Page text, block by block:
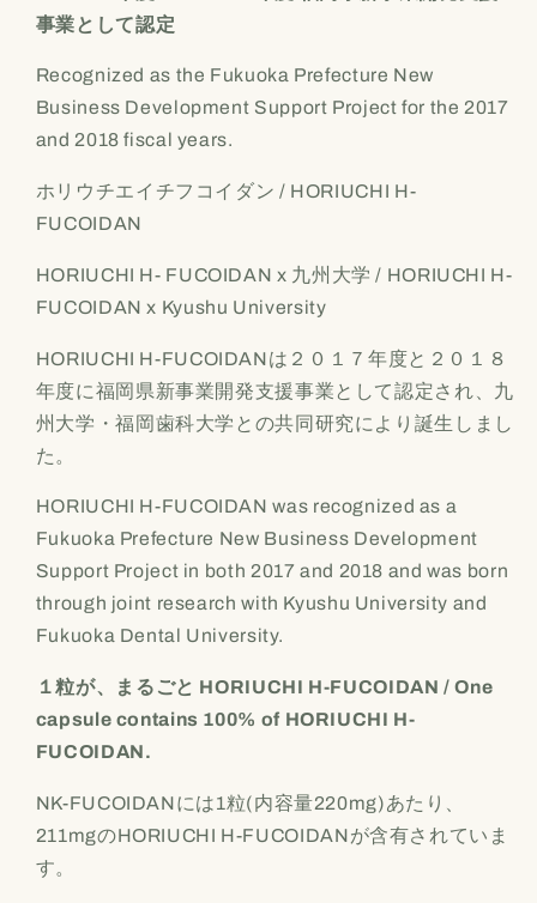
事業として認定
Recognized as the Fukuoka Prefecture New
Business Development Support Project for the 2017
and 2018 fiscal years.
ホリウチエイチフコイダン / HORIUCHI H-
FUCOIDAN
HORIUCHI H- FUCOIDAN x 九州大学 / HORIUCHI H-
FUCOIDAN x Kyushu University
HORIUCHI H-FUCOIDANは２０１７年度と２０１８
年度に福岡県新事業開発支援事業として認定され、九
州大学・福岡歯科大学との共同研究により誕生しまし
た。
HORIUCHI H-FUCOIDAN was recognized as a
Fukuoka Prefecture New Business Development
Support Project in both 2017 and 2018 and was born
through joint research with Kyushu University and
Fukuoka Dental University.
１粒が、まるごと HORIUCHI H-FUCOIDAN / One
capsule contains 100% of HORIUCHI H-
FUCOIDAN.
NK-FUCOIDANには1粒(内容量220mg)あたり、
211mgのHORIUCHI H-FUCOIDANが含有されていま
す。